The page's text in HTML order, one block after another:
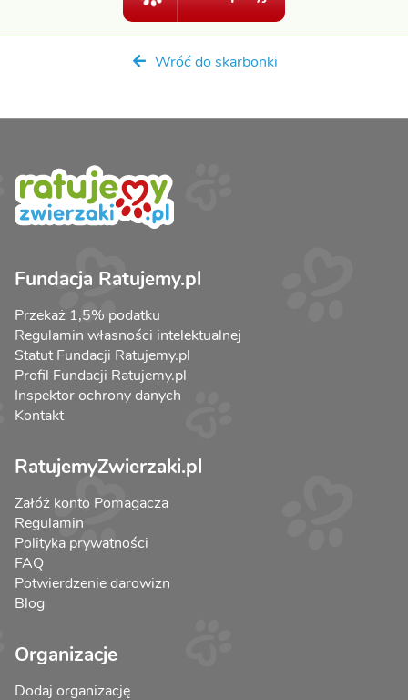
Wróć do skarbonki
Fundacja Ratujemy.pl
Przekaż 1,5% podatku
Regulamin własności intelektualnej
Statut Fundacji Ratujemy.pl
Profil Fundacji Ratujemy.pl
Inspektor ochrony danych
Kontakt
RatujemyZwierzaki.pl
Załóż konto Pomagacza
Regulamin
Polityka prywatności
FAQ
Potwierdzenie darowizn
Blog
Organizacje
Dodaj organizację